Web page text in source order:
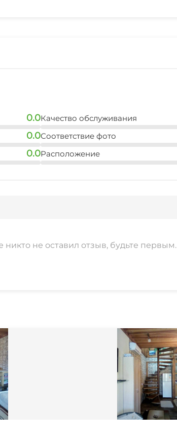
0.0
0.0
0.0
Качество обслуживания
Соответствие фото
Расположение
не оставил отзыв, будьте первым.